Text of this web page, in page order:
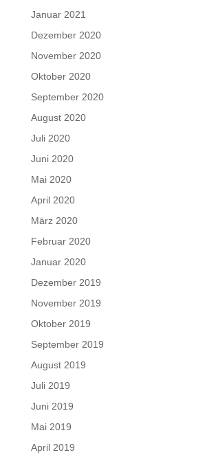
Januar 2021
Dezember 2020
November 2020
Oktober 2020
September 2020
August 2020
Juli 2020
Juni 2020
Mai 2020
April 2020
März 2020
Februar 2020
Januar 2020
Dezember 2019
November 2019
Oktober 2019
September 2019
August 2019
Juli 2019
Juni 2019
Mai 2019
April 2019